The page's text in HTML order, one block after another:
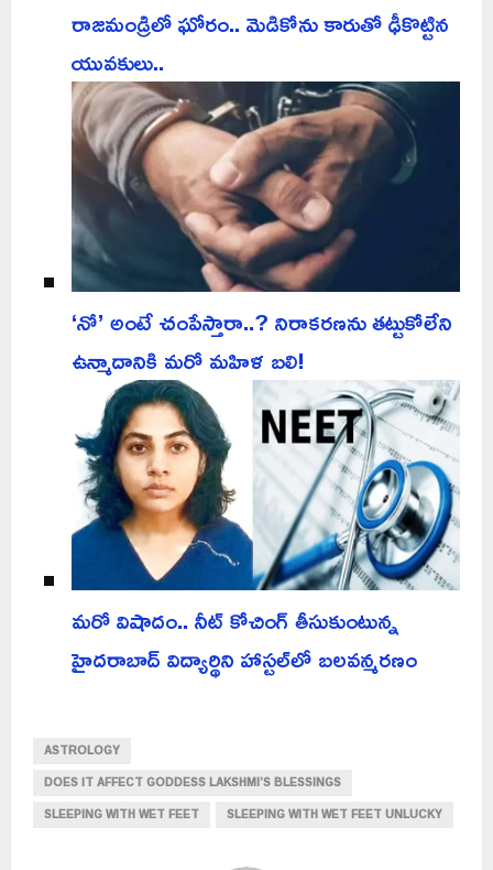
రాజమండ్రిలో ఘోరం.. మెడికోను కారుతో ఢీకొట్టిన
యువకులు..
‘నో’ అంటే చంపేస్తారా..? నిరాకరణను తట్టుకోలేని
ఉన్మాదానికి మరో మహిళ బలి!
మరో విషాదం.. నీట్ కోచింగ్ తీసుకుంటున్న
హైదరాబాద్ విద్యార్థిని హాస్టల్‌లో బలవన్మరణం
ASTROLOGY
DOES IT AFFECT GODDESS LAKSHMI’S BLESSINGS
SLEEPING WITH WET FEET
SLEEPING WITH WET FEET UNLUCKY